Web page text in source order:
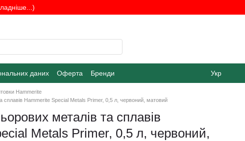
даних Оферта Бренди Укр
Hammerite
сплавів Hammerite Special Metals Primer, 0,5 л, червоний, матовий
металів та сплавів
Metals Primer, 0,5 л, червоний,